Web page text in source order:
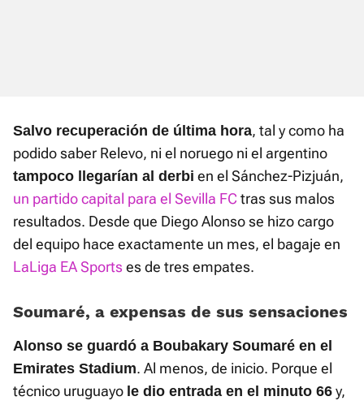
Salvo recuperación de última hora, tal y como ha
podido saber Relevo, ni el noruego ni el argentino
tampoco llegarían al derbi en el Sánchez-Pizjuán,
un partido capital para el Sevilla FC tras sus malos
resultados. Desde que Diego Alonso se hizo cargo
del equipo hace exactamente un mes, el bagaje en
LaLiga EA Sportses de tres empates.
Soumaré, a expensas de sus sensaciones
Alonso se guardó a Boubakary Soumaré en el
Emirates Stadium. Al menos, de inicio. Porque el
técnico uruguayo le dio entrada en el minuto 66 y,